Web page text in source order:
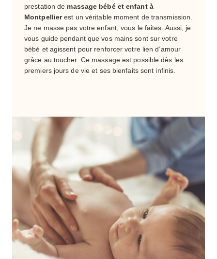
prestation de massage bébé et enfant à
Montpellierest un véritable moment de transmission.
Je ne masse pas votre enfant, vous le faites. Aussi, je
vous guide pendant que vos mains sont sur votre
bébé et agissent pour renforcer votre lien d’amour
grâce au toucher. Ce massage est possible dès les
premiers jours de vie et ses bienfaits sont infinis.